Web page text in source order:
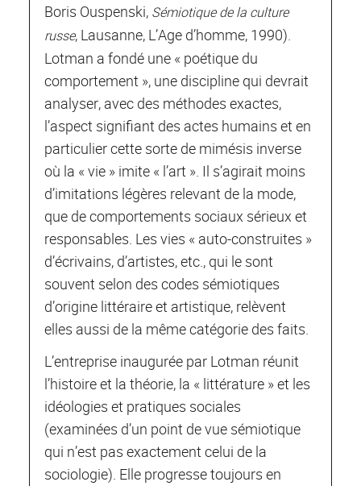
Boris Ouspenski, Sémiotique de la culture
russe, Lausanne, L’Age d’homme, 1990).
Lotman a fondé une « poétique du
comportement », une discipline qui devrait
analyser, avec des méthodes exactes,
l’aspect signifiant des actes humains et en
particulier cette sorte de mimésis inverse
où la « vie » imite « l’art ». Il s’agirait moins
d’imitations légères relevant de la mode,
que de comportements sociaux sérieux et
responsables. Les vies « auto-construites »
d’écrivains, d’artistes, etc., qui le sont
souvent selon des codes sémiotiques
d’origine littéraire et artistique, relèvent
elles aussi de la même catégorie des faits.
L’entreprise inaugurée par Lotman réunit
l’histoire et la théorie, la « littérature » et les
idéologies et pratiques sociales
(examinées d’un point de vue sémiotique
qui n’est pas exactement celui de la
sociologie). Elle progresse toujours en